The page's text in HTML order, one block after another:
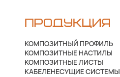
ПРОДУКЦИЯ
КОМПОЗИТНЫЙ ПРОФИЛЬ
КОМПОЗИТНЫЕ НАСТИЛЫ
КОМПОЗИТНЫЕ ЛИСТЫ
КАБЕЛЕНЕСУЩИЕ СИСТЕМЫ